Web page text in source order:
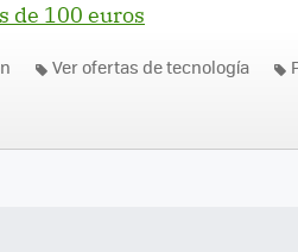
de 100 euros
Ver ofertas de tecnología